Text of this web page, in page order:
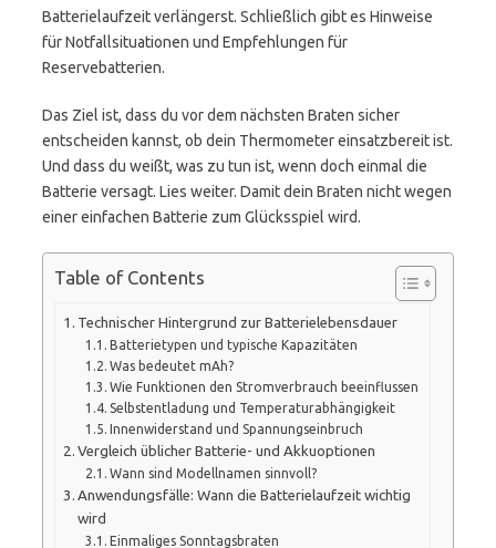
Batterielaufzeit verlängerst. Schließlich gibt es Hinweise
für Notfallsituationen und Empfehlungen für
Reservebatterien.
Das Ziel ist, dass du vor dem nächsten Braten sicher
entscheiden kannst, ob dein Thermometer einsatzbereit ist.
Und dass du weißt, was zu tun ist, wenn doch einmal die
Batterie versagt. Lies weiter. Damit dein Braten nicht wegen
einer einfachen Batterie zum Glücksspiel wird.
Table of Contents
Technischer Hintergrund zur Batterielebensdauer
Batterietypen und typische Kapazitäten
Was bedeutet mAh?
Wie Funktionen den Stromverbrauch beeinflussen
Selbstentladung und Temperaturabhängigkeit
Innenwiderstand und Spannungseinbruch
Vergleich üblicher Batterie- und Akkuoptionen
Wann sind Modellnamen sinnvoll?
Anwendungsfälle: Wann die Batterielaufzeit wichtig
wird
Einmaliges Sonntagsbraten